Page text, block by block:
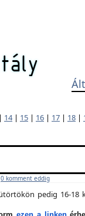
| 14| 15 | 16 | 17 | 18 |
0 komment eddig
pedig 16-18